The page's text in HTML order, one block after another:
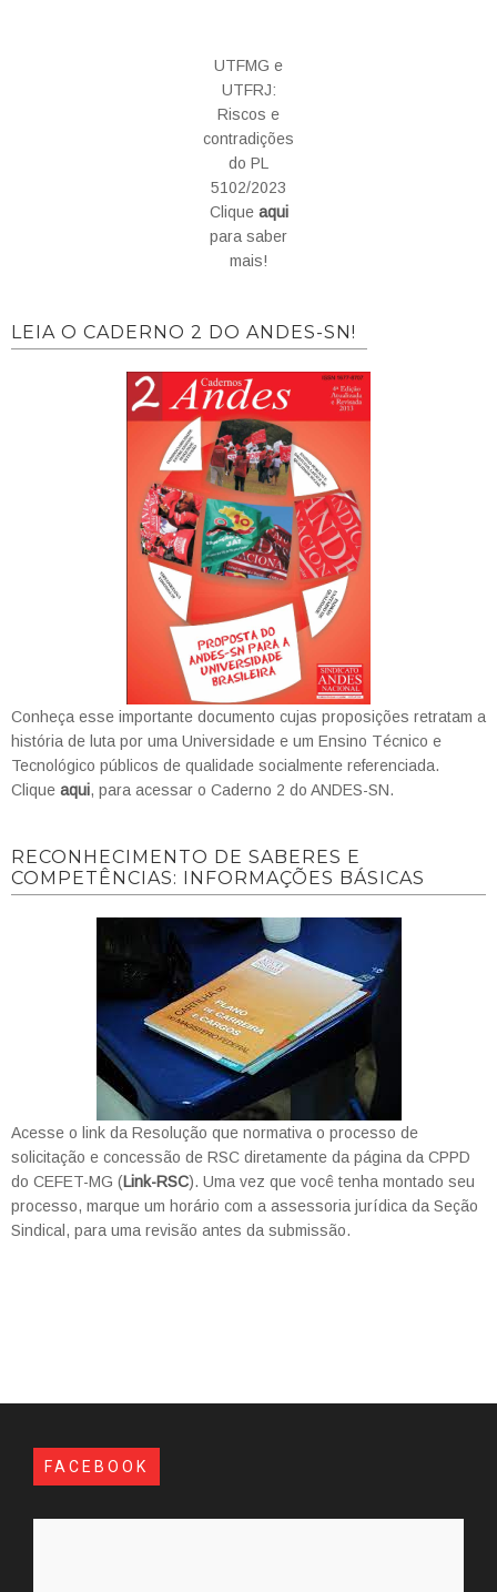
UTFMG e
UTFRJ:
Riscos e
contradições
do PL
5102/2023
Clique aqui
para saber
mais!
LEIA O CADERNO 2 DO ANDES-SN!
Conheça esse importante documento cujas proposições retratam a
história de luta por uma Universidade e um Ensino Técnico e
Tecnológico públicos de qualidade socialmente referenciada.
Clique aqui, para acessar o Caderno 2 do ANDES-SN.
RECONHECIMENTO DE SABERES E
COMPETÊNCIAS: INFORMAÇÕES BÁSICAS
Acesse o link da Resolução que normativa o processo de
solicitação e concessão de RSC diretamente da página da CPPD
do CEFET-MG (Link-RSC). Uma vez que você tenha montado seu
processo, marque um horário com a assessoria jurídica da Seção
Sindical, para uma revisão antes da submissão.
FACEBOOK